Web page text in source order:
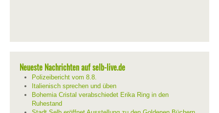
Neueste Nachrichten auf selb-live.de
Polizeibericht vom 8.8.
Italienisch sprechen und üben
Bohemia Cristal verabschiedet Erika Ring in den
Ruhestand